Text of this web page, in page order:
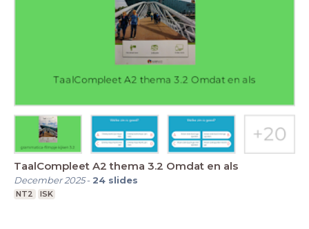
TaalCompleet A2 thema 3.2 Omdat en als
December 2025- 24 slides
NT2 ISK